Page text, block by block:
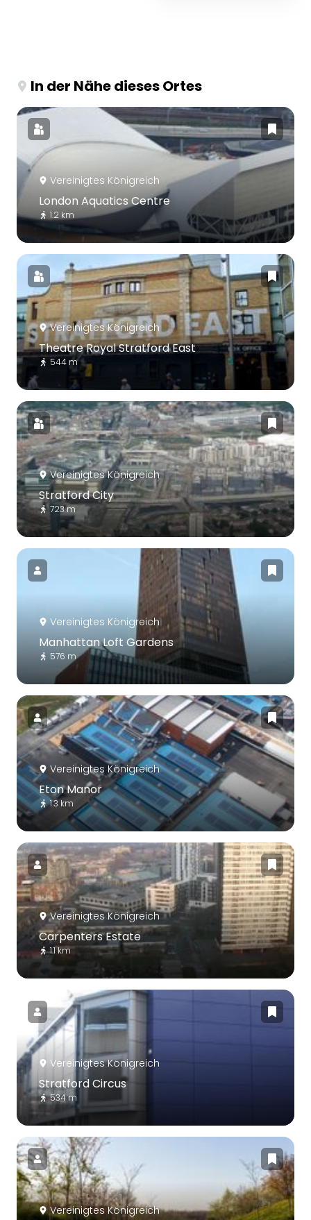
In der Nähe dieses Ortes
Vereinigtes Königreich
London Aquatics Centre
1.2 km
Vereinigtes Königreich
Theatre Royal Stratford East
544 m
Vereinigtes Königreich
Stratford City
723 m
Vereinigtes Königreich
Manhattan Loft Gardens
576 m
Vereinigtes Königreich
Eton Manor
1.3 km
Vereinigtes Königreich
Carpenters Estate
1.1 km
Vereinigtes Königreich
Stratford Circus
534 m
Vereinigtes Königreich